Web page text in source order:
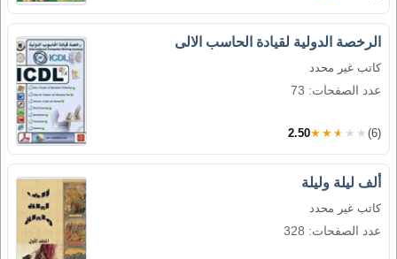
الرخصة الدولية لقيادة الحاسب الالى
كاتب غير محدد
عدد الصفحات: 73
2.50★★★★★ (6)
ألف ليلة وليلة
كاتب غير محدد
عدد الصفحات: 328